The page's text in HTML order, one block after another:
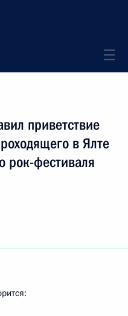
приветствие
в Ялте
рок-фестиваля